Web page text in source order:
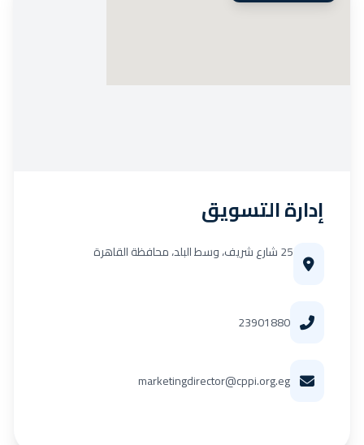
إدارة التسويق
25 شارع شريف، وسط البلد، محافظة القاهرة
23901880
marketingdirector@cppi.org.eg